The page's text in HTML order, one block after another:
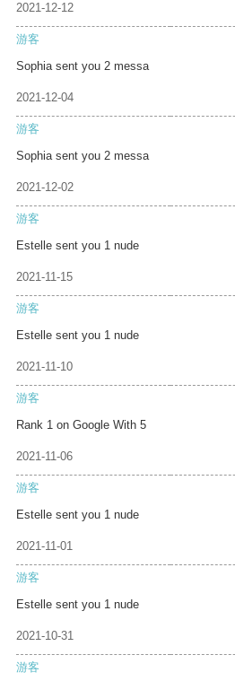
2021-12-12
游客
Sophia sent you 2 messa
2021-12-04
游客
Sophia sent you 2 messa
2021-12-02
游客
Estelle sent you 1 nude
2021-11-15
游客
Estelle sent you 1 nude
2021-11-10
游客
Rank 1 on Google With 5
2021-11-06
游客
Estelle sent you 1 nude
2021-11-01
游客
Estelle sent you 1 nude
2021-10-31
游客